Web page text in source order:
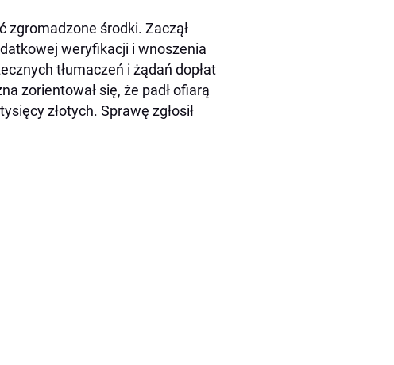
zgromadzone środki. Zaczął
weryfikacji i wnoszenia
tłumaczeń i żądań dopłat
zorientował się, że padł ofiarą
złotych. Sprawę zgłosił